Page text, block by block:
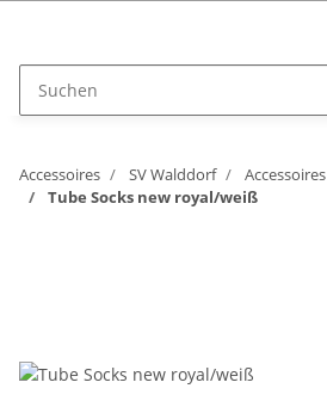
Accessoires SV Walddorf
Accessoires
Tube Socks new royal/weiß